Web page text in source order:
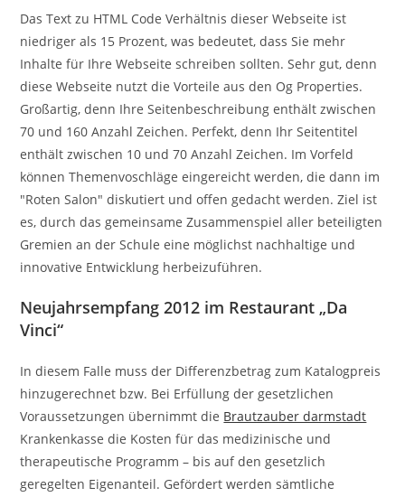
Das Text zu HTML Code Verhältnis dieser Webseite ist
niedriger als 15 Prozent, was bedeutet, dass Sie mehr
Inhalte für Ihre Webseite schreiben sollten. Sehr gut, denn
diese Webseite nutzt die Vorteile aus den Og Properties.
Großartig, denn Ihre Seitenbeschreibung enthält zwischen
70 und 160 Anzahl Zeichen. Perfekt, denn Ihr Seitentitel
enthält zwischen 10 und 70 Anzahl Zeichen. Im Vorfeld
können Themenvoschläge eingereicht werden, die dann im
"Roten Salon" diskutiert und offen gedacht werden. Ziel ist
es, durch das gemeinsame Zusammenspiel aller beteiligten
Gremien an der Schule eine möglichst nachhaltige und
innovative Entwicklung herbeizuführen.
Neujahrsempfang 2012 im Restaurant „Da
Vinci“
In diesem Falle muss der Differenzbetrag zum Katalogpreis
hinzugerechnet bzw. Bei Erfüllung der gesetzlichen
Voraussetzungen übernimmt die Brautzauber darmstadt
Krankenkasse die Kosten für das medizinische und
therapeutische Programm – bis auf den gesetzlich
geregelten Eigenanteil. Gefördert werden sämtliche